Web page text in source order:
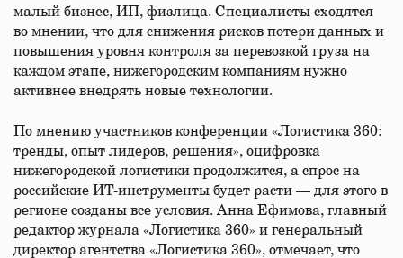
малый бизнес, ИП, физлица. Специалисты сходятся
во мнении, что для снижения рисков потери данных и
повышения уровня контроля за перевозкой груза на
каждом этапе, нижегородским компаниям нужно
активнее внедрять новые технологии.
По мнению участников конференции «Логистика 360:
тренды, опыт лидеров, решения», оцифровка
нижегородской логистики продолжится, а спрос на
российские ИТ-инструменты будет расти — для этого в
регионе созданы все условия. Анна Ефимова, главный
редактор журнала «Логистика 360» и генеральный
директор агентства «Логистика 360», отмечает, что